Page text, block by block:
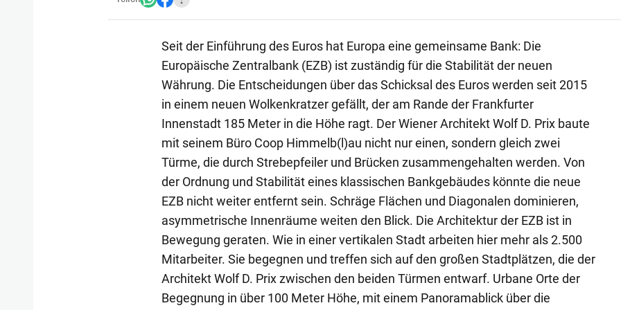
Seit der Einführung des Euros hat Europa eine gemeinsame Bank: Die
Europäische Zentralbank (EZB) ist zuständig für die Stabilität der neuen
Währung. Die Entscheidungen über das Schicksal des Euros werden seit 2015
in einem neuen Wolkenkratzer gefällt, der am Rande der Frankfurter
Innenstadt 185 Meter in die Höhe ragt. Der Wiener Architekt Wolf D. Prix baute
mit seinem Büro Coop Himmelb(l)au nicht nur einen, sondern gleich zwei
Türme, die durch Strebepfeiler und Brücken zusammengehalten werden. Von
der Ordnung und Stabilität eines klassischen Bankgebäudes könnte die neue
EZB nicht weiter entfernt sein. Schräge Flächen und Diagonalen dominieren,
asymmetrische Innenräume weiten den Blick. Die Architektur der EZB ist in
Bewegung geraten. Wie in einer vertikalen Stadt arbeiten hier mehr als 2.500
Mitarbeiter. Sie begegnen und treffen sich auf den großen Stadtplätzen, die der
Architekt Wolf D. Prix zwischen den beiden Türmen entwarf. Urbane Orte der
Begegnung in über 100 Meter Höhe, mit einem Panoramablick über die